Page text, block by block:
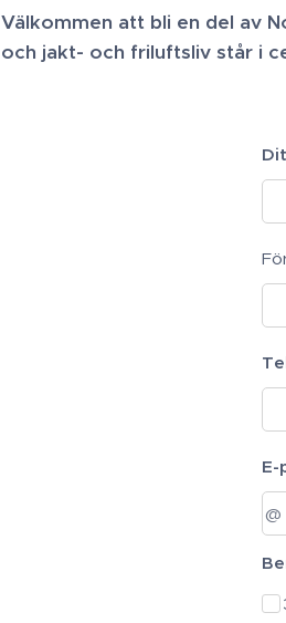
Välkommen att bli en del av
och jakt- och friluftsliv står i